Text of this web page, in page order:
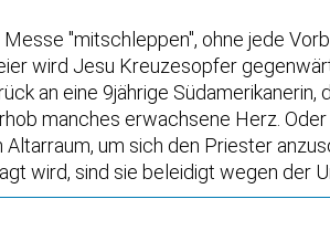
"mitschleppen", ohne jede
wird Jesu Kreuzesopfer
an eine 9jährige
manches erwachsene Herz.
um sich den Priester
wird, sind sie beleidigt wegen der